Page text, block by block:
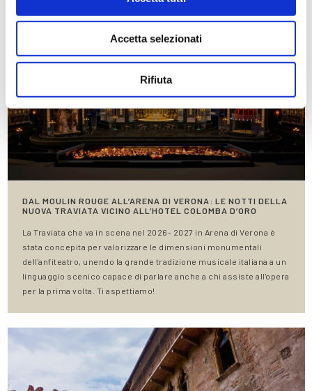
Accetta selezionati
Rifiuta
DAL MOULIN ROUGE ALL’ARENA DI VERONA: LE NOTTI DELLA
NUOVA TRAVIATA VICINO ALL’HOTEL COLOMBA D’ORO
La Traviata che va in scena nel 2026- 2027 in Arena di Verona è
stata concepita per valorizzare le dimensioni monumentali
dell'anfiteatro, unendo la grande tradizione musicale italiana a un
linguaggio scenico capace di parlare anche a chi assiste all'opera
per la prima volta. Ti aspettiamo!